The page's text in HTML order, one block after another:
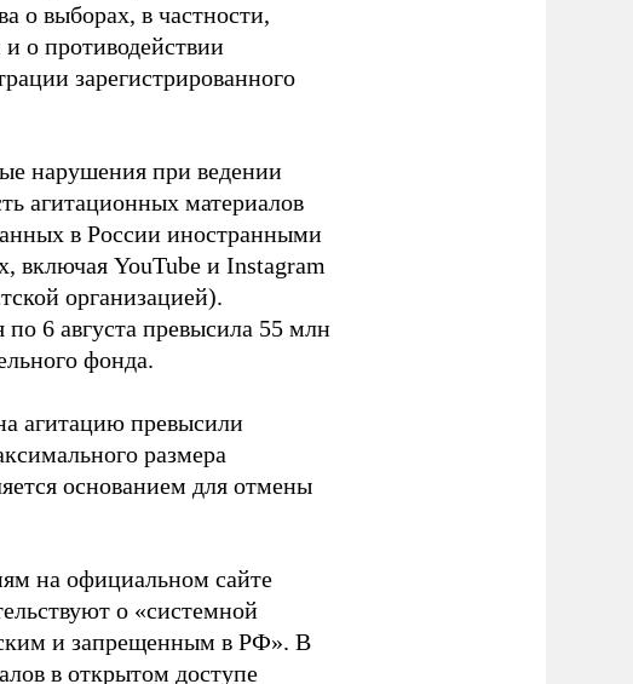
о выборах, в частности,
и о противодействии
зарегистрированного
нарушения при ведении
агитационных материалов
в России иностранными
включая YouTube и Instagram
организацией).
6 августа превысила 55 млн
фонда.
агитацию превысили
размера
основанием для отмены
на официальном сайте
о «системной
и запрещенным в РФ». В
в открытом доступе